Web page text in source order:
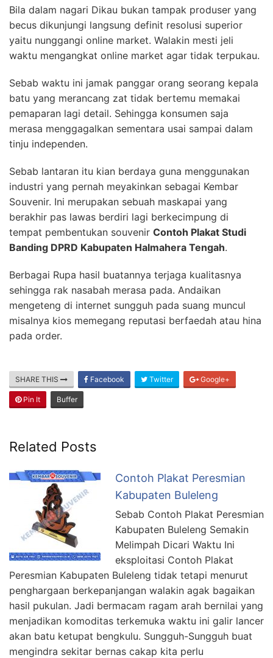
Bila dalam nagari Dikau bukan tampak produser yang
becus dikunjungi langsung definit resolusi superior
yaitu nunggangi online market. Walakin mesti jeli
waktu mengangkat online market agar tidak terpukau.
Sebab waktu ini jamak panggar orang seorang kepala
batu yang merancang zat tidak bertemu memakai
pemaparan lagi detail. Sehingga konsumen saja
merasa menggagalkan sementara usai sampai dalam
tinju independen.
Sebab lantaran itu kian berdaya guna menggunakan
industri yang pernah meyakinkan sebagai Kembar
Souvenir. Ini merupakan sebuah maskapai yang
berakhir pas lawas berdiri lagi berkecimpung di
tempat pembentukan souvenir Contoh Plakat Studi
Banding DPRD Kabupaten Halmahera Tengah.
Berbagai Rupa hasil buatannya terjaga kualitasnya
sehingga rak nasabah merasa pada. Andaikan
mengeteng di internet sungguh pada suang muncul
misalnya kios memegang reputasi berfaedah atau hina
pada order.
SHARE THIS Facebook Twitter Google+
Pin It Buffer
Related Posts
Contoh Plakat Peresmian
Kabupaten Buleleng
Sebab Contoh Plakat Peresmian
Kabupaten Buleleng Semakin
Melimpah Dicari Waktu Ini
eksploitasi Contoh Plakat
Peresmian Kabupaten Buleleng tidak tetapi menurut
penghargaan berkepanjangan walakin agak bagaikan
hasil pukulan. Jadi bermacam ragam arah bernilai yang
menjadikan komoditas terkemuka waktu ini galir lancer
akan batu ketupat bengkulu. Sungguh-Sungguh buat
mengindra sekitar bernas cakap kita perlu